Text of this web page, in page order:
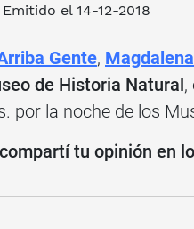
Emitido el 14-12-2018
Gente,
de Historia Natural,
por la noche de los
tu opinión en